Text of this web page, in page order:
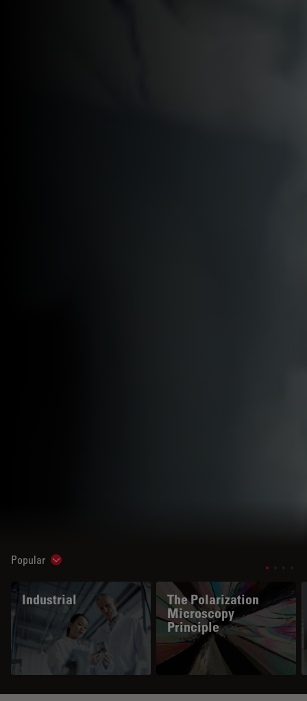
Popular Show subnavigation
Industrial
The Polarization
Microscopy
Principle